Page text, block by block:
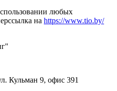
любых
на https://www.tio.by/
Кульман 9, офис 391